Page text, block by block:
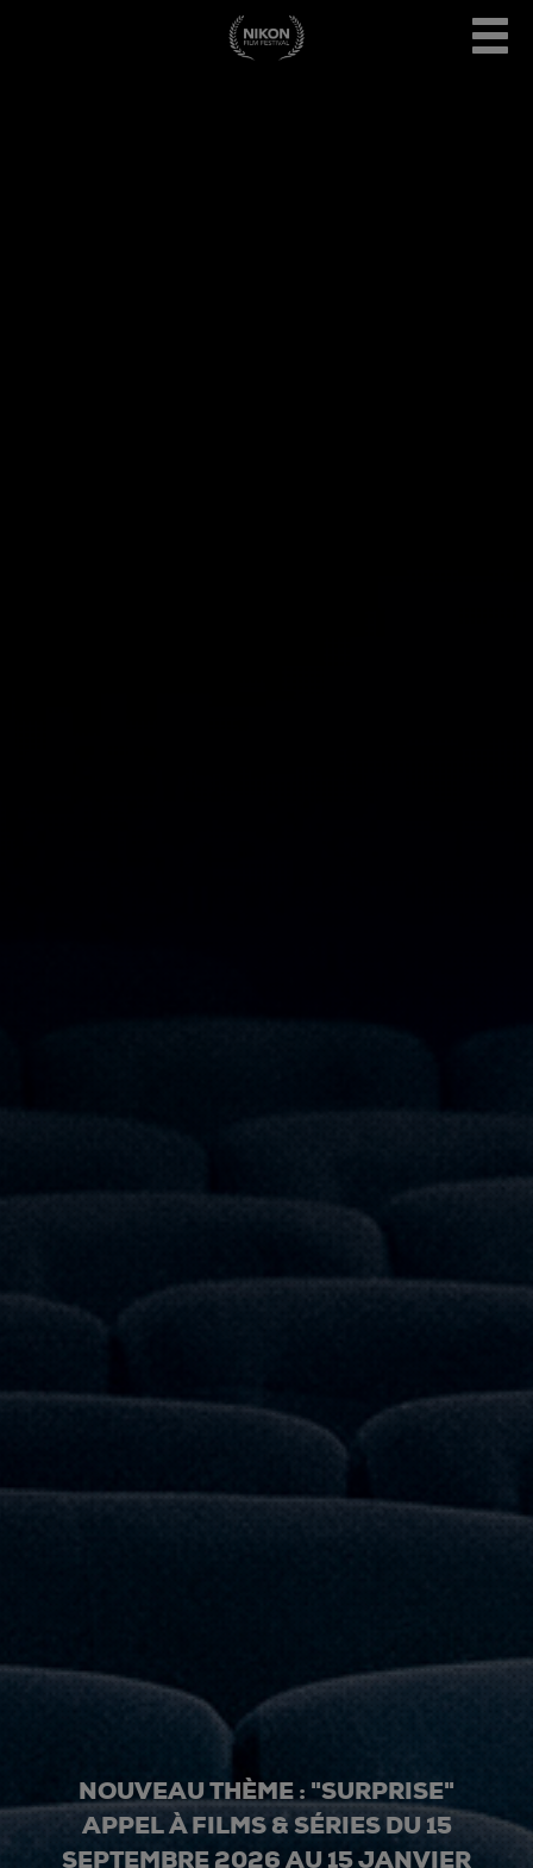
NOUVEAU THÈME : "SURPRISE"
APPEL À FILMS & SÉRIES DU 15
SEPTEMBRE 2026 AU 15 JANVIER